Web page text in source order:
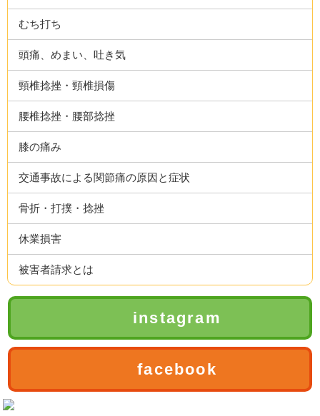
むち打ち
頭痛、めまい、吐き気
頸椎捻挫・頸椎損傷
腰椎捻挫・腰部捻挫
膝の痛み
交通事故による関節痛の原因と症状
骨折・打撲・捻挫
休業損害
被害者請求とは
instagram
facebook